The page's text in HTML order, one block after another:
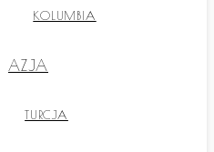
KOLUMBIA
AZJA
TURCJA